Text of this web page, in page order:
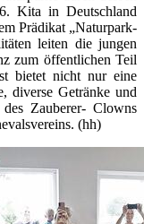
Kita in Deutschland
Prädikat „Naturpark-
leiten die jungen
zum öffentlichen Teil
bietet nicht nur eine
diverse Getränke und
Zauberer- Clowns
(hh)